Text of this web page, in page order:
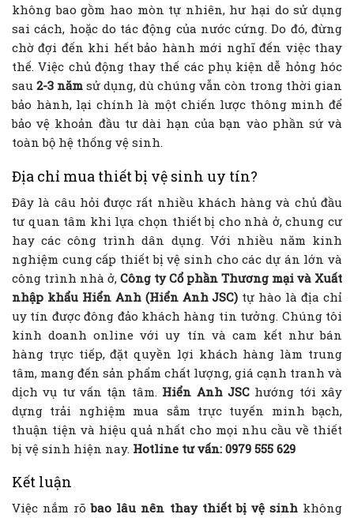
không bao gồm hao mòn tự nhiên, hư hại do sử dụng
sai cách, hoặc do tác động của nước cứng. Do đó, đừng
chờ đợi đến khi hết bảo hành mới nghĩ đến việc thay
thế. Việc chủ động thay thế các phụ kiện dễ hỏng hóc
sau 2-3 năm sử dụng, dù chúng vẫn còn trong thời gian
bảo hành, lại chính là một chiến lược thông minh để
bảo vệ khoản đầu tư dài hạn của bạn vào phần sứ và
toàn bộ hệ thống vệ sinh.
Địa chỉ mua thiết bị vệ sinh uy tín?
Đây là câu hỏi được rất nhiều khách hàng và chủ đầu
tư quan tâm khi lựa chọn thiết bị cho nhà ở, chung cư
hay các công trình dân dụng. Với nhiều năm kinh
nghiệm cung cấp thiết bị vệ sinh cho các dự án lớn và
công trình nhà ở, Công ty Cổ phần Thương mại và Xuất
nhập khẩu Hiển Anh (Hiển Anh JSC) tự hào là địa chỉ
uy tín được đông đảo khách hàng tin tưởng. Chúng tôi
kinh doanh online với uy tín và cam kết như bán
hàng trực tiếp, đặt quyền lợi khách hàng làm trung
tâm, mang đến sản phẩm chất lượng, giá cạnh tranh và
dịch vụ tư vấn tận tâm. Hiển Anh JSChướng tới xây
dựng trải nghiệm mua sắm trực tuyến minh bạch,
thuận tiện và hiệu quả nhất cho mọi nhu cầu về thiết
bị vệ sinh hiện nay. Hotline tư vấn: 0979 555 629
Kết luận
Việc nắm rõbao lâu nên thay thiết bị vệ sinhkhông